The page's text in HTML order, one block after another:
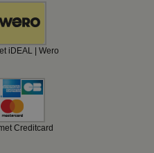
iDEAL | Wero
Creditcard